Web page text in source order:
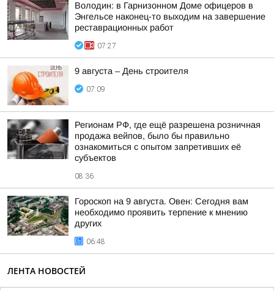
Володин: в Гарнизонном Доме офицеров в
Энгельсе наконец-то выходим на завершение
реставрационных работ
07:27
9 августа – День строителя
07:09
Регионам РФ, где ещё разрешена розничная
продажа вейпов, было бы правильно
ознакомиться с опытом запретивших её
субъектов
08:36
Гороскоп на 9 августа. Овен: Сегодня вам
необходимо проявить терпение к мнению
других
06:48
ЛЕНТА НОВОСТЕЙ